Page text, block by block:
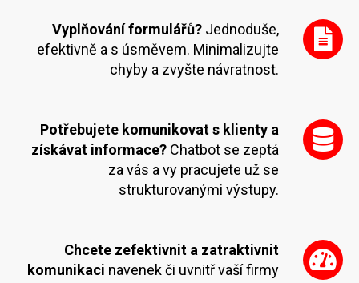
Vyplňování formulářů? Jednoduše,
efektivně a s úsměvem. Minimalizujte
chyby a zvyšte návratnost.
Potřebujete komunikovat s klienty a
získávat informace? Chatbot se zeptá
za vás a vy pracujete už se
strukturovanými výstupy.
Chcete zefektivnit a zatraktivnit
komunikaci navenek či uvnitř vaší firmy